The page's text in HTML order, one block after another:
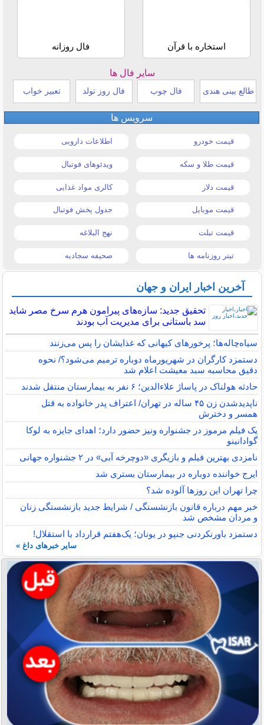
استخاره با قرآن فال روزانه
سایر فال ها
طالع بینی هندی فال چوب فال روز تولد تعبیر خواب
سرویس ها
قیمت خودرو اطلاعات دارویی
قیمت طلا و سکه ویدئوهای فوتبال
قیمت دلار کالری مواد غذایی
قیمت موبایل جدول پخش فوتبال
قیمت تبلت نهج البلاغه
تیتر روزنامه ها صحیفه سجادیه
آخرین اخبار ایران و جهان
تحقیق جدید: سازه‌های پیرامون هرم سرخ مصر شاید
سد باستانی برای مدیریت آب بودند
سیاه‌چاله‌ها؛ پرخورهای کیهانی که غذایشان را پس می‌زنند
دستمزد کارگران در شهریورماه دوباره ترمیم می‌شود؟/ نحوه
دقیق محاسبه سبد معیشت اعلام شد
حادثه هولناک در پاساژ علاءالدین؛ ۶ نفر به بیمارستان منتقل شدند
ناپدیدشدن زن ۴۵ ساله در تهران/ اعتراف پدر خانواده به قتل
همسر و دخترش
یک فیلم مرموز در جشنواره ونیز حضور دارد؛ اهدای جایزه به لوکا
گوادانینو
نامزدی بهترین فیلم و بازیگری «دوچرخه آبی» در ۲ جشنواره جهانی
ایرج خواننده دوباره در بیمارستان بستری شد
چرا تهران این روزها آلوده شد؟
خبر مهم درباره قانون بازنشستگی / شرایط جدید بازنشستگی زنان
و مردان مشخص شد
دستمزد باورنکردنی جنپو در یونان؛ یک‌هفتم قرارداد با استقلال!
سایر خبرهای داغ »